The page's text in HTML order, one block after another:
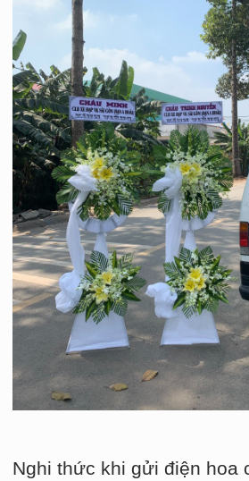
Nghi thức khi gửi điện hoa